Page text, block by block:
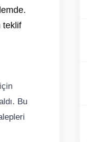
teklif
Bu